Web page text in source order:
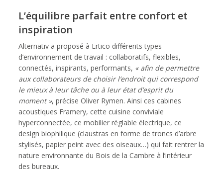
L’équilibre parfait entre confort et
inspiration
Alternativ a proposé à Ertico différents types
d’environnement de travail : collaboratifs, flexibles,
connectés, inspirants, performants, « afin de permettre
aux collaborateurs de choisir l’endroit qui correspond
le mieux à leur tâche ou à leur état d’esprit du
moment », précise Oliver Rymen. Ainsi ces cabines
acoustiques Framery, cette cuisine conviviale
hyperconnectée, ce mobilier réglable électrique, ce
design biophilique (claustras en forme de troncs d’arbre
stylisés, papier peint avec des oiseaux…) qui fait rentrer la
nature environnante du Bois de la Cambre à l’intérieur
des bureaux.